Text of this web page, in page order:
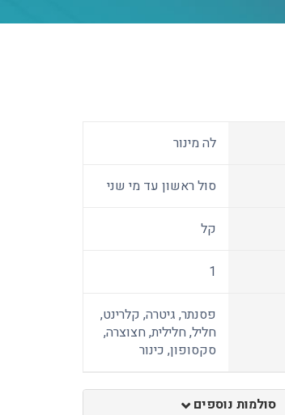
לה מינור
סול ראשון עד מי שני
קל
1
פסנתר, גיטרה, קלרינט,
חליל, חלילית, חצוצרה,
סקסופון, כינור
סולמות נוספים